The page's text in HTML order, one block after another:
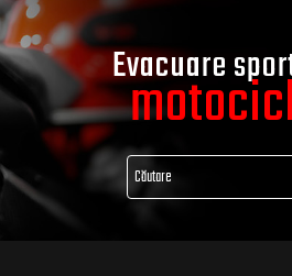
Evacuare